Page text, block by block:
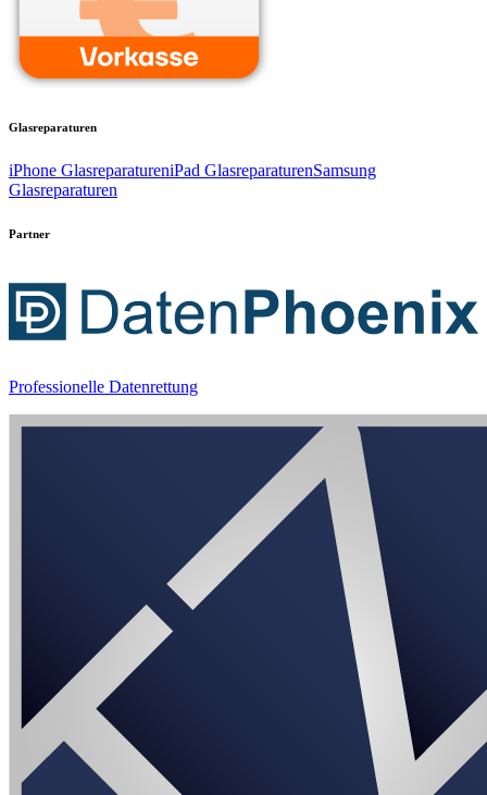
Glasreparaturen
iPhone GlasreparatureniPad GlasreparaturenSamsung
Glasreparaturen
Partner
Professionelle Datenrettung